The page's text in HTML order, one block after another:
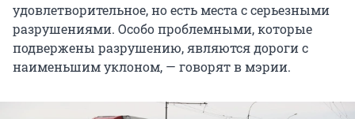
удовлетворительное, но есть места с серьезными
разрушениями. Особо проблемными, которые
подвержены разрушению, являются дороги с
наименьшим уклоном, — говорят в мэрии.